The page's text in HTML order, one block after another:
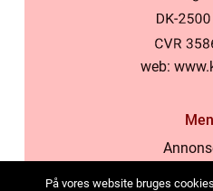
web:
På vores website bruges